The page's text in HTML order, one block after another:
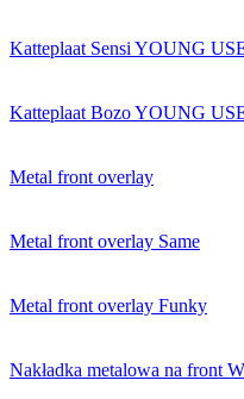
Katteplaat Sensi YOUNG
Katteplaat Bozo YOUNG
Metal front overlay
Metal front overlay Same
Metal front overlay Funky
Nakładka metalowa na front